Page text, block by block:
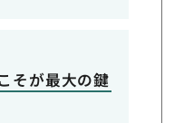
そが最大の鍵